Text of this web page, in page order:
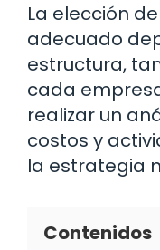
La elección
adecuado
estructura,
cada
realizar un
costos y
la estrategia
Contenidos